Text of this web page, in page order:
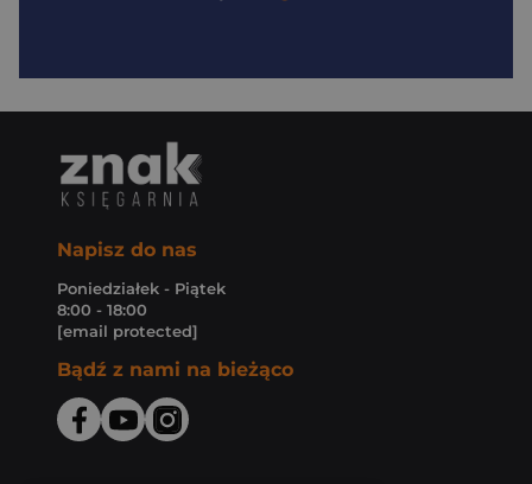
Napisz do nas
Poniedziałek - Piątek
8:00 - 18:00
[email protected]
Bądź z nami na bieżąco